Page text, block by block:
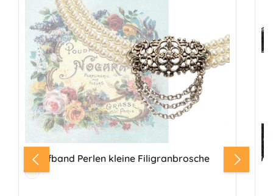
Kropfband Perlen kleine Filigranbrosche
Farbe:
Creme